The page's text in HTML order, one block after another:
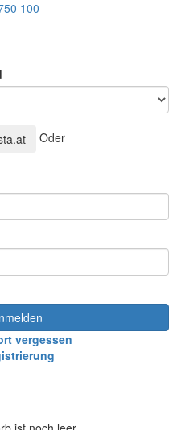
100
Oder
vergessen